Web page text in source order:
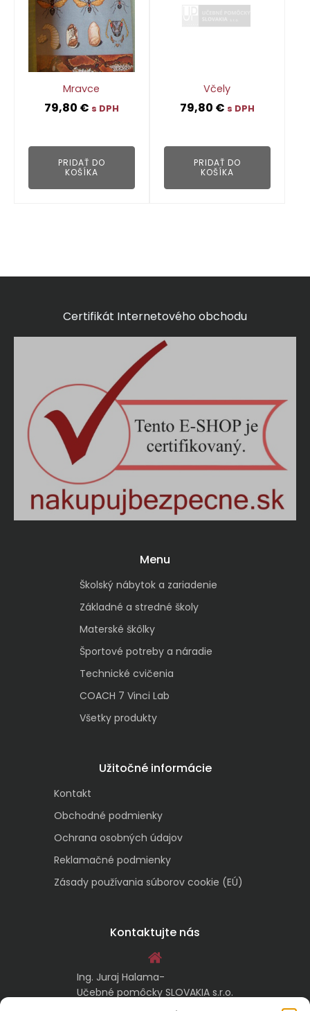
Mravce
79,80 € s DPH
PRIDAŤ DO
KOŠÍKA
Včely
79,80 € s DPH
PRIDAŤ DO
KOŠÍKA
Certifikát Internetového obchodu
Menu
Školský nábytok a zariadenie
Základné a stredné školy
Materské škôlky
Športové potreby a náradie
Technické cvičenia
COACH 7 Vinci Lab
Všetky produkty
Užitočné informácie
Kontakt
Obchodné podmienky
Ochrana osobných údajov
Reklamačné podmienky
Zásady používania súborov cookie (EÚ)
Kontaktujte nás
Ing. Juraj Halama-
Učebné pomôcky SLOVAKIA s.r.o.